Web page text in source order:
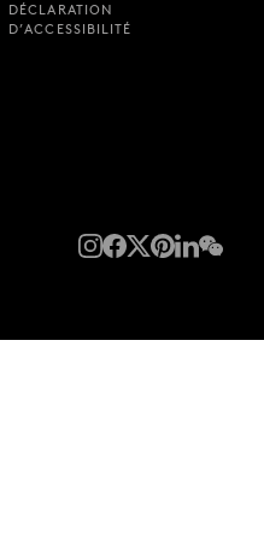
DÉCLARATION
D’ACCESSIBILITÉ